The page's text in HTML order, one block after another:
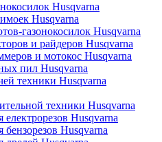
Husqvarna
Husqvarna
газонокосилок Husqvarna
и райдеров Husqvarna
и мотокос Husqvarna
пил Husqvarna
техники Husqvarna
техники Husqvarna
електрорезов Husqvarna
бензорезов Husqvarna